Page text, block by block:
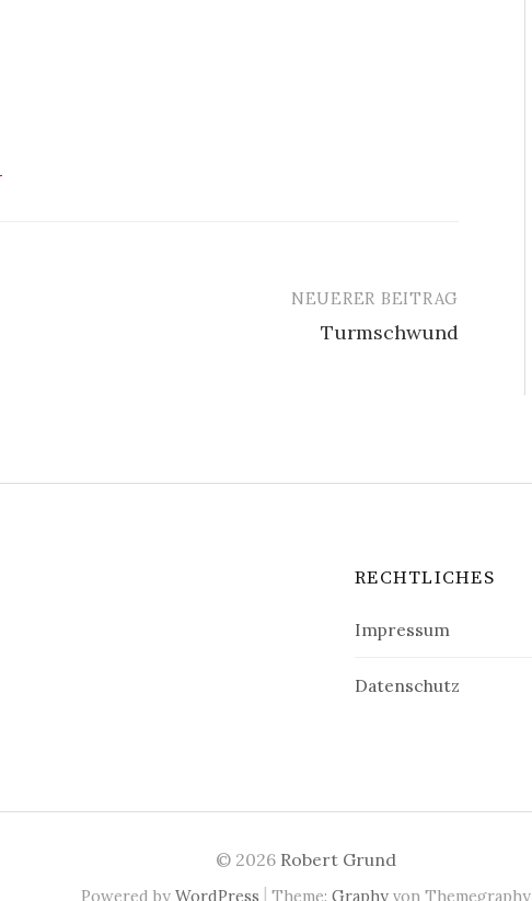
NEUERER BEITRAG
Turmschwund
RECHTLICHES
Impressum
Datenschutz
© 2026 Robert Grund
Powered by WordPress | Theme: Graphyvon Themegraphy